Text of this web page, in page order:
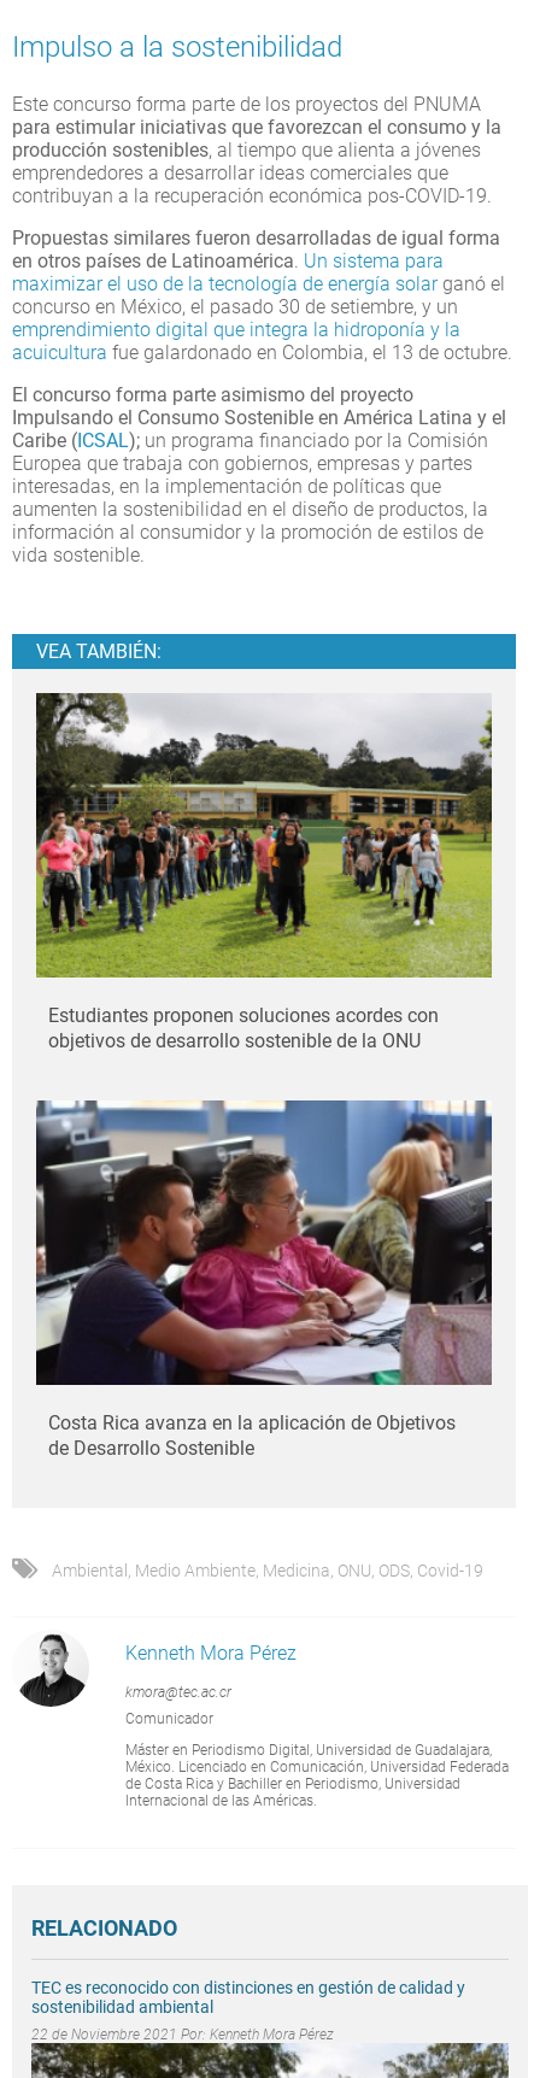
Impulso a la sostenibilidad
Este concurso forma parte de los proyectos del PNUMA
para estimular iniciativas que favorezcan el consumo y la
producción sostenibles, al tiempo que alienta a jóvenes
emprendedores a desarrollar ideas comerciales que
contribuyan a la recuperación económica pos-COVID-19.
Propuestas similares fueron desarrolladas de igual forma
en otros países de Latinoamérica. Un sistema para
maximizar el uso de la tecnología de energía solarganó el
concurso en México, el pasado 30 de setiembre, y un
emprendimiento digital que integra la hidroponía y la
acuicultura fue galardonado en Colombia, el 13 de octubre.
El concurso forma parte asimismo del proyecto
Impulsando el Consumo Sostenible en América Latina y el
Caribe (ICSAL); un programa financiado por la Comisión
Europea que trabaja con gobiernos, empresas y partes
interesadas, en la implementación de políticas que
aumenten la sostenibilidad en el diseño de productos, la
información al consumidor y la promoción de estilos de
vida sostenible.
VEA TAMBIÉN:
Estudiantes proponen soluciones acordes con
objetivos de desarrollo sostenible de la ONU
Costa Rica avanza en la aplicación de Objetivos
de Desarrollo Sostenible
Ambiental , Medio Ambiente, Medicina, ONU, ODS, Covid-19
Kenneth Mora Pérez
kmora@tec.ac.cr
Comunicador
Máster en Periodismo Digital, Universidad de Guadalajara,
México. Licenciado en Comunicación, Universidad Federada
de Costa Rica y Bachiller en Periodismo, Universidad
Internacional de las Américas.
RELACIONADO
TEC es reconocido con distinciones en gestión de calidad y
sostenibilidad ambiental
22 de Noviembre 2021 Por: Kenneth Mora Pérez